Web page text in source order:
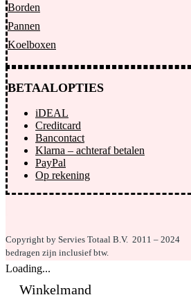
Borden
Pannen
Koelboxen
BETAALOPTIES
iDEAL
Creditcard
Bancontact
Klarna – achteraf betalen
PayPal
Op rekening
Copyright by Servies Totaal B.V. 2011 – 2024
bedragen zijn inclusief btw.
Loading...
Winkelmand